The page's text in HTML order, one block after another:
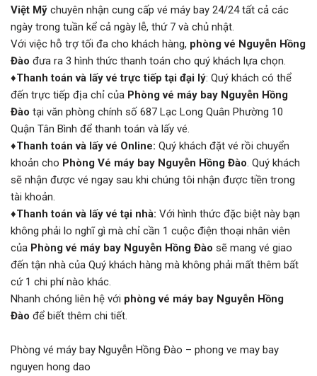
Việt Mỹ chuyên nhận cung cấp vé máy bay 24/24 tất cả các
ngày trong tuần kể cả ngày lễ, thứ 7 và chủ nhật.
Với việc hỗ trợ tối đa cho khách hàng, phòng vé Nguyễn Hồng
Đào đưa ra 3 hình thức thanh toán cho quý khách lựa chọn.
♦Thanh toán và lấy vé trực tiếp tại đại lý: Quý khách có thể
đến trực tiếp địa chỉ của Phòng vé máy bay Nguyễn Hồng
Đào tại văn phòng chính số 687 Lạc Long Quân Phường 10
Quận Tân Bình để thanh toán và lấy vé.
♦Thanh toán và lấy vé Online: Quý khách đặt vé rồi chuyển
khoản cho Phòng Vé máy bay Nguyễn Hồng Đào. Quý khách
sẽ nhận được vé ngay sau khi chúng tôi nhận được tiền trong
tài khoản.
♦Thanh toán và lấy vé tại nhà: Với hình thức đặc biệt này bạn
không phải lo nghĩ gì mà chỉ cần 1 cuộc điện thoại nhân viên
của Phòng vé máy bay Nguyễn Hồng Đào sẽ mang vé giao
đến tận nhà của Quý khách hàng mà không phải mất thêm bất
cứ 1 chi phí nào khác.
Nhanh chóng liên hệ với phòng vé máy bay Nguyễn Hồng
Đào để biết thêm chi tiết.
Phòng vé máy bay Nguyễn Hồng Đào – phong ve may bay
nguyen hong dao